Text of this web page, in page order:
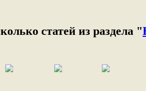
статей из раздела "